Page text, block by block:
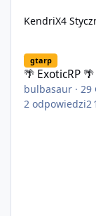
KendriX4
gtarp
🌴 ExoticRP
bulbasaur ·29
2 odpowiedzi2